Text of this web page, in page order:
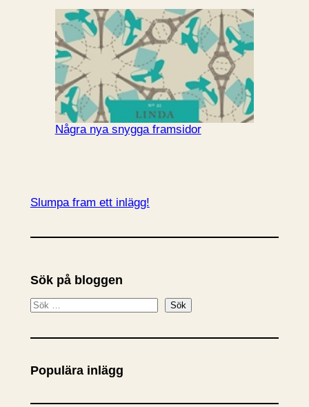
Några nya snygga framsidor
Slumpa fram ett inlägg!
Sök på bloggen
S
k
Sök
Populära inlägg